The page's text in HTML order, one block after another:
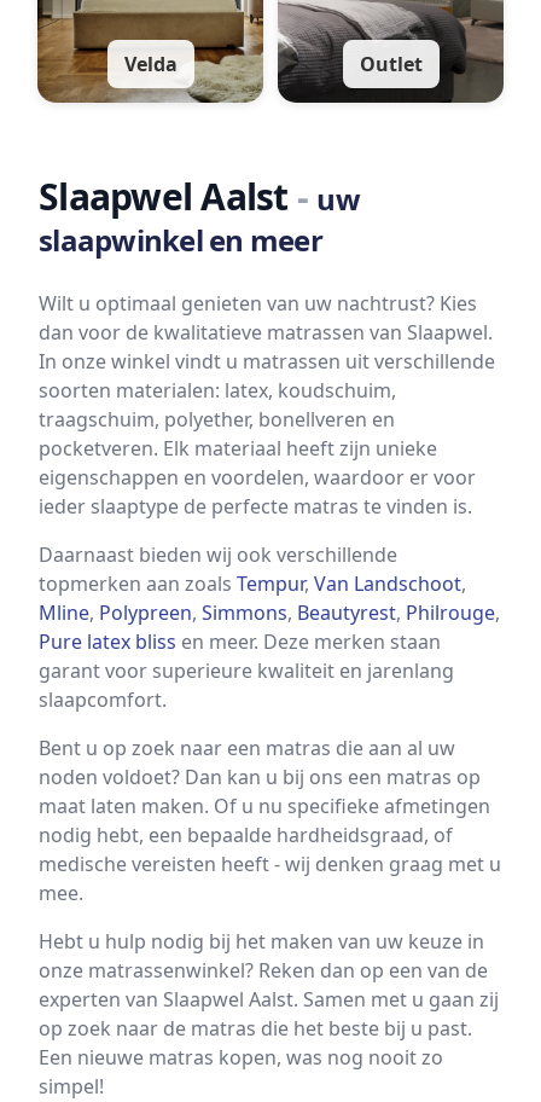
Velda Outlet
Slaapwel Aalst - uw
slaapwinkel en meer
Wilt u optimaal genieten van uw nachtrust? Kies
dan voor de kwalitatieve matrassen van Slaapwel.
In onze winkel vindt u matrassen uit verschillende
soorten materialen: latex, koudschuim,
traagschuim, polyether, bonellveren en
pocketveren. Elk materiaal heeft zijn unieke
eigenschappen en voordelen, waardoor er voor
ieder slaaptype de perfecte matras te vinden is.
Daarnaast bieden wij ook verschillende
topmerken aan zoals Tempur, Van Landschoot,
Mline, Polypreen, Simmons, Beautyrest, Philrouge,
Pure latex bliss en meer. Deze merken staan
garant voor superieure kwaliteit en jarenlang
slaapcomfort.
Bent u op zoek naar een matras die aan al uw
noden voldoet? Dan kan u bij ons een matras op
maat laten maken. Of u nu specifieke afmetingen
nodig hebt, een bepaalde hardheidsgraad, of
medische vereisten heeft - wij denken graag met u
mee.
Hebt u hulp nodig bij het maken van uw keuze in
onze matrassenwinkel? Reken dan op een van de
experten van Slaapwel Aalst. Samen met u gaan zij
op zoek naar de matras die het beste bij u past.
Een nieuwe matras kopen, was nog nooit zo
simpel!